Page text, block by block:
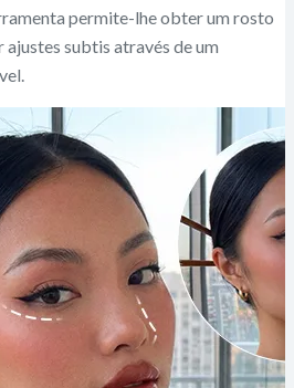
permite-lhe obter um rosto
subtis através de um